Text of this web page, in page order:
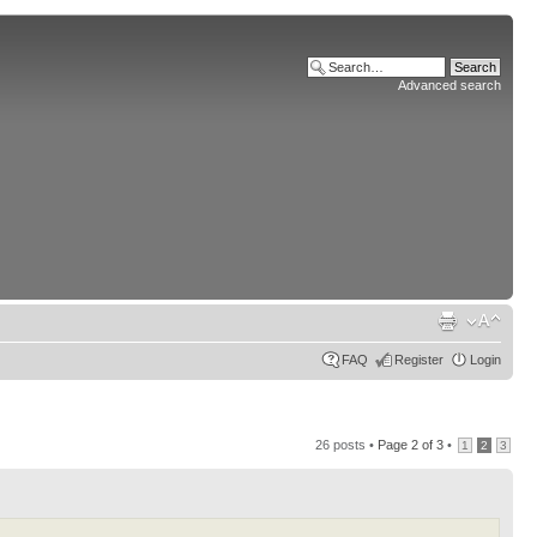
Advanced search
FAQ Register Login
26 posts • Page 2 of 3 • 1 2 3